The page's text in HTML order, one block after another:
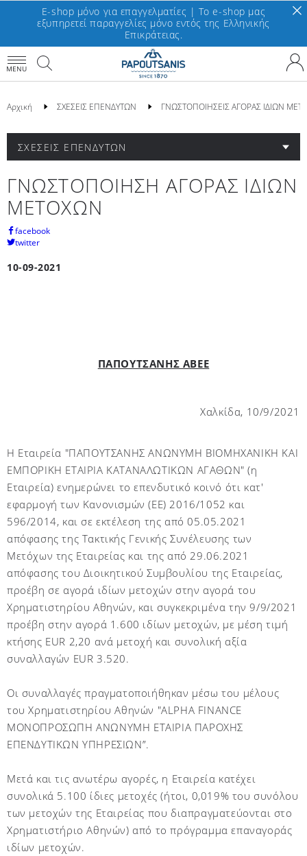
E-shop μόνο για επαγγελματίες | To e-shop μας
εξυπηρετεί παραγγελίες μόνο εντός της Ελληνικής
Επικράτειας.
MENU
Αρχική ΣΧΕΣΕΙΣ ΕΠΕΝΔΥΤΩΝ ΓΝΩΣΤΟΠΟΙΗΣΕΙΣ ΑΓΟΡΑΣ ΙΔΙΩΝ
ΣΧΕΣΕΙΣ ΕΠΕΝΔΥΤΩΝ
ΓΝΩΣΤΟΠΟΙΗΣΗ ΑΓΟΡΑΣ ΙΔΙΩΝ
ΜΕΤΟΧΩΝ
facebook
twitter
10-09-2021
ΠΑΠΟΥΤΣΑΝΗΣ ΑΒΕΕ
Χαλκίδα, 10/9/2021
Η Εταιρεία "ΠΑΠΟΥΤΣΑΝΗΣ ΑΝΩΝΥΜΗ ΒΙΟΜΗΧΑΝΙΚΗ ΚΑΙ
ΕΜΠΟΡΙΚΗ ΕΤΑΙΡΙΑ ΚΑΤΑΝΑΛΩΤΙΚΩΝ ΑΓΑΘΩΝ" (η
Εταιρεία) ενημερώνει το επενδυτικό κοινό ότι κατ'
εφαρμογή των Κανονισμών (ΕΕ) 2016/1052 και
596/2014, και σε εκτέλεση της από 05.05.2021
απόφασης της Τακτικής Γενικής Συνέλευσης των
Μετόχων της Εταιρείας και της από 29.06.2021
απόφασης του Διοικητικού Συμβουλίου της Εταιρείας,
προέβη σε αγορά ιδίων μετοχών στην αγορά του
Χρηματιστηρίου Αθηνών, και συγκεκριμένα την 9/9/2021
προέβη στην αγορά 1.600 ιδίων μετοχών, με μέση τιμή
κτήσης EUR 2,20 ανά μετοχή και συνολική αξία
συναλλαγών EUR 3.520.
Οι συναλλαγές πραγματοποιήθηκαν μέσω του μέλους
του Χρηματιστηρίου Αθηνών "ALPHA FINANCE
ΜΟΝΟΠΡΟΣΩΠΗ ΑΝΩΝΥΜΗ ΕΤΑΙΡΙΑ ΠΑΡΟΧΗΣ
ΕΠΕΝΔΥΤΙΚΩΝ ΥΠΗΡΕΣΙΩΝ”.
Μετά και τις ανωτέρω αγορές, η Εταιρεία κατέχει
συνολικά 5.100 ίδιες μετοχές (ήτοι, 0,019% του συνόλου
των μετοχών της Εταιρείας που διαπραγματεύονται στο
Χρηματιστήριο Αθηνών) από το πρόγραμμα επαναγοράς
ιδίων μετοχών.